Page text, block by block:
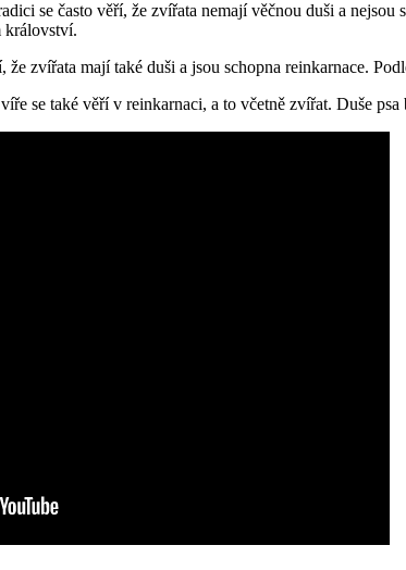
se často věří, že zvířata nemají věčnou duši a
království.
že zvířata mají také duši a jsou schopna reinkarnace.
se také věří v reinkarnaci, a to včetně zvířat. Duše